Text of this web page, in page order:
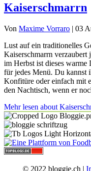
Kaiserschmarrn
Von Maxime Vorraro | 03
Lust auf ein traditionelles
Kaiserschmarrn verzaubert
im Herbst ist dieses warme
für jedes Menü. Du kannst
Konfitüre oder einfach mit
den Nachtisch, wenn er
Mehr lesen about
© 2022 bloggie.ch |